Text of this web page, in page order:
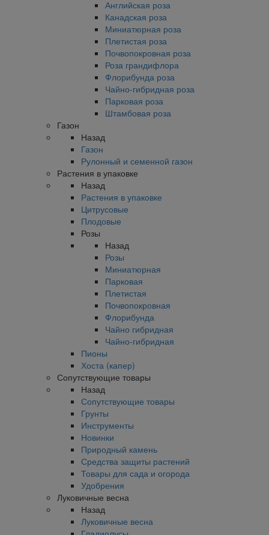
Английская роза
Канадская роза
Миниатюрная роза
Плетистая роза
Почвопокровная роза
Роза грандифлора
Флорибунда роза
Чайно-гибридная роза
Парковая роза
Штамбовая роза
Газон
Назад
Газон
Рулонный и семенной газон
Растения в упаковке
Назад
Растения в упаковке
Цитрусовые
Плодовые
Розы
Назад
Розы
Миниатюрная
Парковая
Плетистая
Почвопокровная
Флорибунда
Чайно гибридная
Чайно-гибридная
Пионы
Хоста (капер)
Сопутствующие товары
Назад
Сопутствующие товары
Грунты
Инструменты
Новинки
Природный камень
Средства защиты растений
Товары для сада и огорода
Удобрения
Луковичные весна
Назад
Луковичные весна